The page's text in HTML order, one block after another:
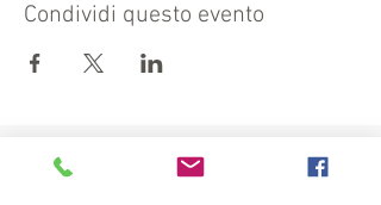
Condividi questo evento